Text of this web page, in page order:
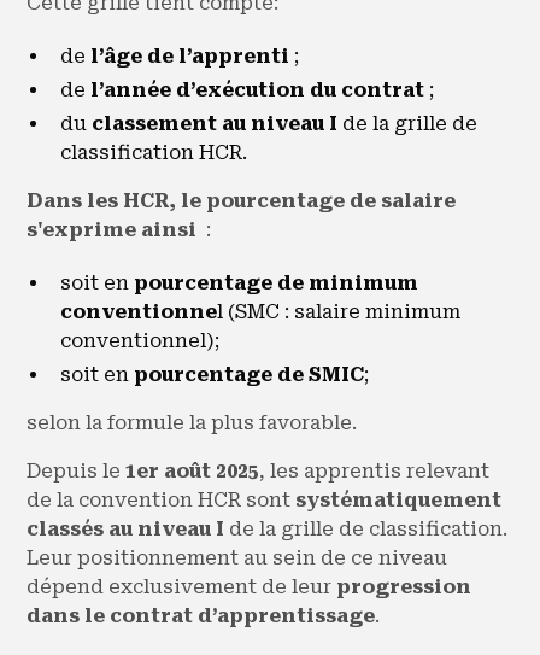
de l’âge de l’apprenti ;
de l’année d’exécution du contrat ;
du classement au niveau I de la grille de
classification HCR.
Dans les HCR, le pourcentage de salaire
s'exprime ainsi :
soit en pourcentage de minimum
conventionnel (SMC : salaire minimum
conventionnel);
soit en pourcentage de SMIC;
selon la formule la plus favorable.
Depuis le1er août 2025, les apprentis relevant
de la convention HCR sont systématiquement
classés au niveau I de la grille de classification.
Leur positionnement au sein de ce niveau
dépend exclusivement de leur progression
dans le contrat d’apprentissage.